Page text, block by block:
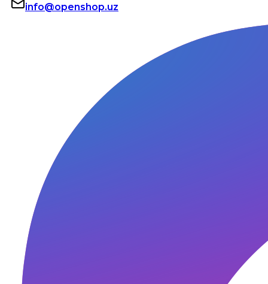
info@openshop.uz